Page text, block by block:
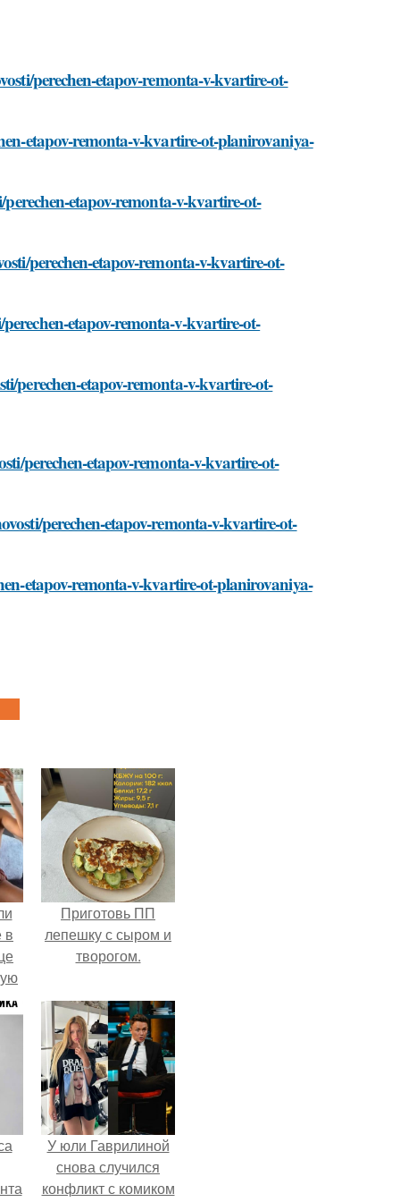
perechen-etapov-remonta-v-kvartire-ot-
etapov-remonta-v-kvartire-ot-planirovaniya-
etapov-remonta-v-kvartire-ot-
perechen-etapov-remonta-v-kvartire-ot-
etapov-remonta-v-kvartire-ot-
perechen-etapov-remonta-v-kvartire-ot-
perechen-etapov-remonta-v-kvartire-ot-
perechen-etapov-remonta-v-kvartire-ot-
etapov-remonta-v-kvartire-ot-planirovaniya-
в
Приготовь ПП
лепешку с сыром и
творогом.
У юли Гаврилиной
снова случился
конфликт с комиком